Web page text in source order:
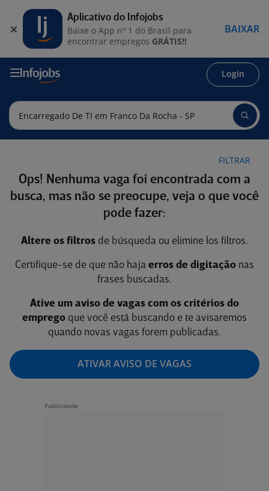
Login
FILTRAR
Ops! Nenhuma vaga foi encontrada com a
busca, mas não se preocupe, veja o que você
pode fazer:
Altere os filtros de búsqueda ou elimine los filtros.
Certifique-se de que não haja erros de digitação nas
frases buscadas.
Ative um aviso de vagas com os critérios do
emprego que você está buscando e te avisaremos
quando novas vagas forem publicadas.
ATIVAR AVISO DE VAGAS
Aplicativo do Infojobs
Baixe o App nº 1 do Brasil para
encontrar empregos GRÁTIS!!
BAIXAR